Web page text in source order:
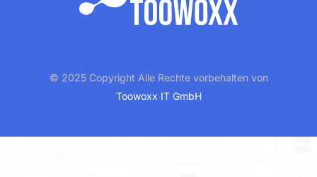
© 2025 Copyright Alle Rechte vorbehalten von
Toowoxx IT GmbH